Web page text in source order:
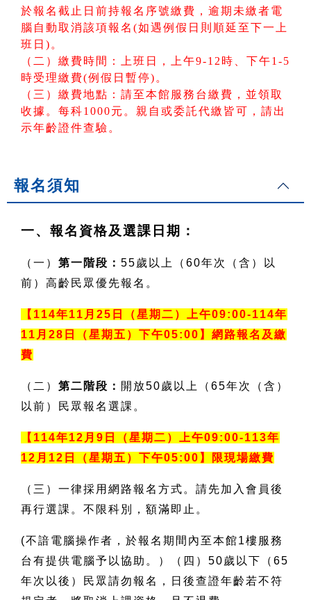
於報名截止日前持報名序號繳費，逾期未繳者電
腦自動取消該項報名(如遇例假日則順延至下一上
班日)。
（二）繳費時間：上班日，上午9-12時、下午1-5
時受理繳費(例假日暫停)。
（三）繳費地點：請至本館服務台繳費，並領取
收據。每科1000元。親自或委託代繳皆可，請出
示年齡證件查驗。
報名須知
一、報名資格及選課日期：
（一） 第一階段： 55歲以上（60年次（含）以
前）高齡民眾優先報名。
【114年11月25日（星期二）上午09:00-114年
11月28日（星期五）下午05:00】網路報名及繳
費
（二） 第二階段： 開放50歲以上（65年次（含）
以前）民眾報名選課。
【114年12月9日（星期二）上午09:00-113年
12月12日（星期五）下午05:00】限現場繳費
（三）一律採用網路報名方式。請先加入會員後
再行選課。不限科別，額滿即止。
(不諳電腦操作者，於報名期間內至本館1樓服務
台有提供電腦予以協助。）（四）50歲以下（65
年次以後）民眾請勿報名，日後查證年齡若不符